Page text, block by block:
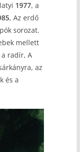
1977, a
, Az erdő
sorozat.
mellett
radír, A
az
és a